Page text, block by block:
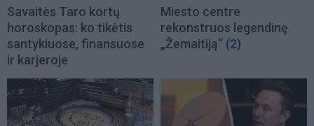
Savaitės Taro kortų
horoskopas: ko tikėtis
santykiuose, finansuose
ir karjeroje
Miesto centre
rekonstruos legendinę
„Žemaitiją“ (2)